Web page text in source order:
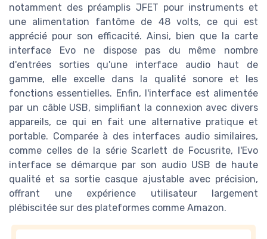
notamment des préamplis JFET pour instruments et
une alimentation fantôme de 48 volts, ce qui est
apprécié pour son efficacité. Ainsi, bien que la carte
interface Evo ne dispose pas du même nombre
d'entrées sorties qu'une interface audio haut de
gamme, elle excelle dans la qualité sonore et les
fonctions essentielles. Enfin, l'interface est alimentée
par un câble USB, simplifiant la connexion avec divers
appareils, ce qui en fait une alternative pratique et
portable. Comparée à des interfaces audio similaires,
comme celles de la série Scarlett de Focusrite, l'Evo
interface se démarque par son audio USB de haute
qualité et sa sortie casque ajustable avec précision,
offrant une expérience utilisateur largement
plébiscitée sur des plateformes comme Amazon.